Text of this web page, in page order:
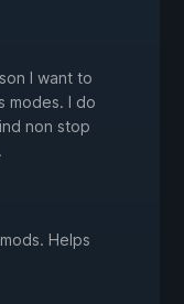
I want to
modes. I do
non stop
Helps